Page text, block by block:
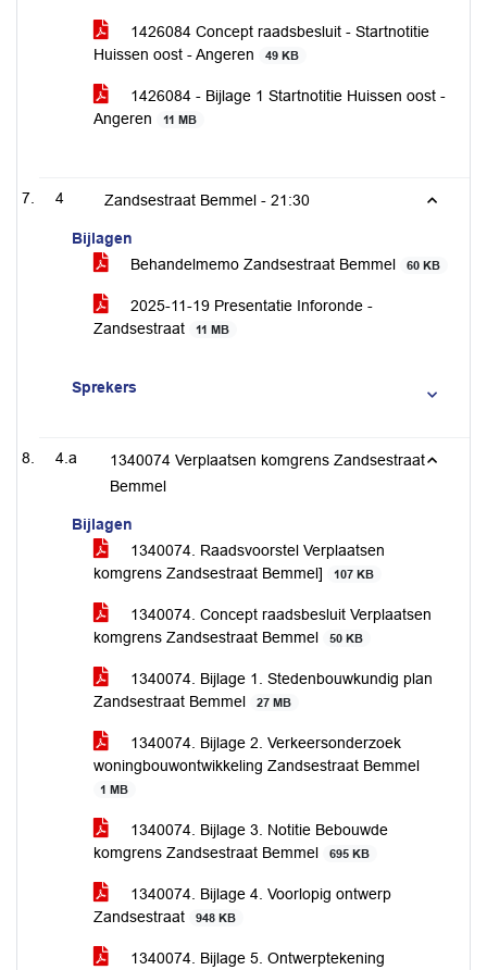
1426084 Concept raadsbesluit - Startnotitie
Huissen oost - Angeren
49 KB
1426084 - Bijlage 1 Startnotitie Huissen oost -
Angeren
11 MB
4 Zandsestraat Bemmel - 21:30
Bijlagen
Behandelmemo Zandsestraat Bemmel
60 KB
2025-11-19 Presentatie Inforonde -
Zandsestraat
11 MB
Sprekers
4.a
1340074 Verplaatsen komgrens Zandsestraat
Bemmel
Bijlagen
1340074. Raadsvoorstel Verplaatsen
komgrens Zandsestraat Bemmel]
107 KB
1340074. Concept raadsbesluit Verplaatsen
komgrens Zandsestraat Bemmel
50 KB
1340074. Bijlage 1. Stedenbouwkundig plan
Zandsestraat Bemmel
27 MB
1340074. Bijlage 2. Verkeersonderzoek
woningbouwontwikkeling Zandsestraat Bemmel
1 MB
1340074. Bijlage 3. Notitie Bebouwde
komgrens Zandsestraat Bemmel
695 KB
1340074. Bijlage 4. Voorlopig ontwerp
Zandsestraat
948 KB
1340074. Bijlage 5. Ontwerptekening